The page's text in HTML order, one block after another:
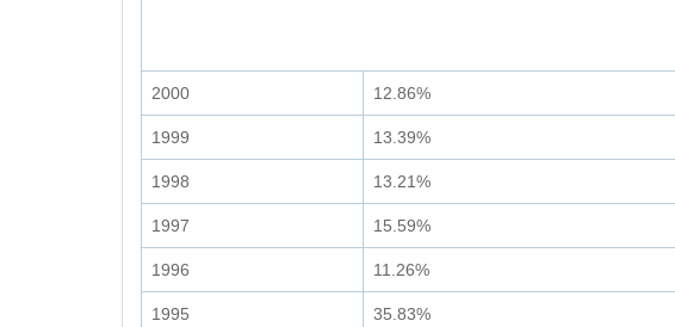
2000 12.86%
1999 13.39%
1998 13.21%
1997 15.59%
1996 11.26%
1995 35.83%